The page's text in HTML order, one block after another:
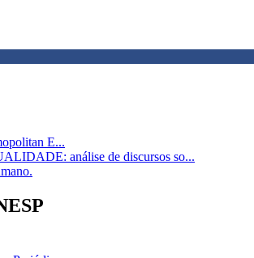
E...
análise de discursos so...